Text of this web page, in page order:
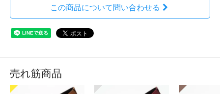
この商品について問い合わせる
売れ筋商品